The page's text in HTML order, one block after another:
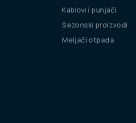
Kablovi i punjači
Sezonski proizvodi
Meljači otpada